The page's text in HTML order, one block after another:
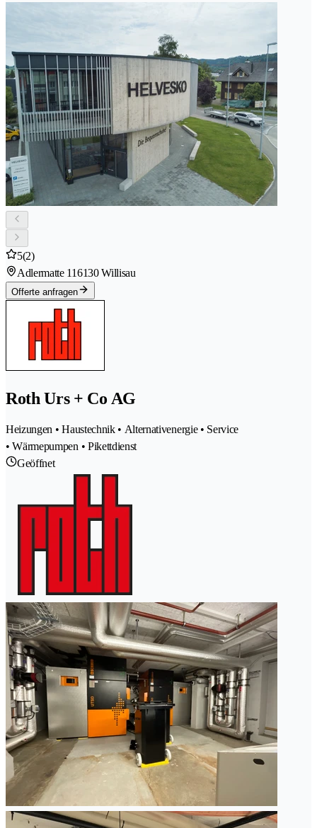
5(2)
Adlermatte 116130 Willisau
Offerte anfragen
Roth Urs + Co AG
Heizungen • Haustechnik • Alternativenergie • Service
• Wärmepumpen • Pikettdienst
Geöffnet